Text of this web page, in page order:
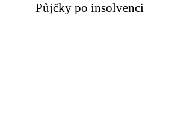
Půjčky po insolvenci